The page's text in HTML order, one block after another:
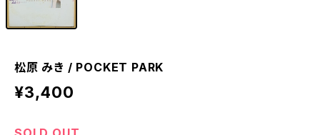
松原 みき / POCKET PARK
¥3,400